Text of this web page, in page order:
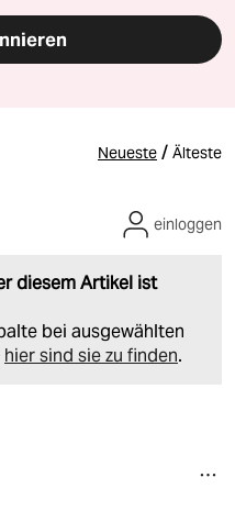
Neueste / Älteste
diesem Artikel ist
bei ausgewählten
hier sind sie zu finden.
einloggen